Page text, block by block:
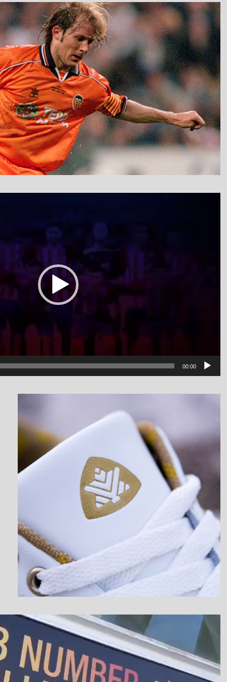
00:00
نمایشگر
ویدیو